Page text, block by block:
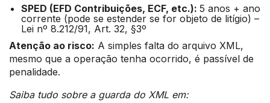
SPED (EFD Contribuições, ECF, etc.): 5 anos + ano
corrente (pode se estender se for objeto de litígio) –
Lei nº 8.212/91, Art. 32, §3º
Atenção ao risco: A simples falta do arquivo XML,
mesmo que a operação tenha ocorrido, é passível de
penalidade.
Saiba tudo sobre a guarda do XML em: